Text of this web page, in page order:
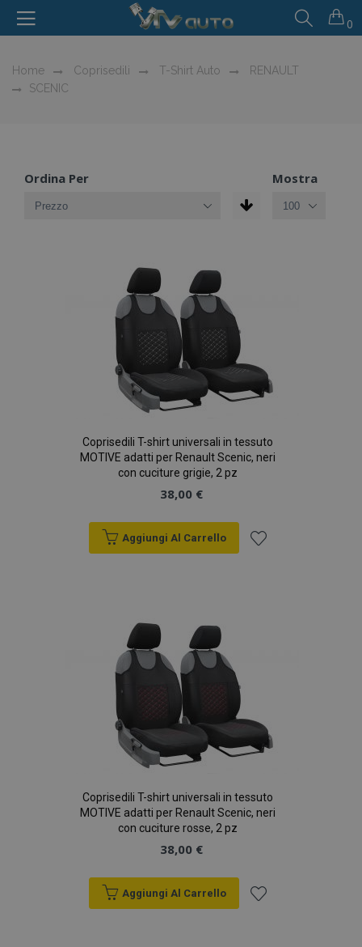
0
Home Coprisedili T-Shirt Auto
RENAULT
SCENIC
Ordina Per Mostra
Coprisedili T-shirt universali in tessuto
MOTIVE adatti per Renault Scenic, neri
con cuciture grigie, 2 pz
38,00 €
Aggiungi Al Carrello
Coprisedili T-shirt universali in tessuto
MOTIVE adatti per Renault Scenic, neri
con cuciture rosse, 2 pz
38,00 €
Aggiungi Al Carrello